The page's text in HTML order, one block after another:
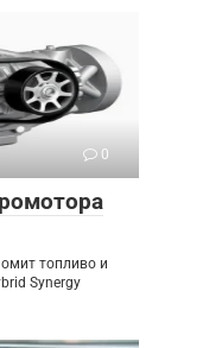
0
топливо и
Synergy